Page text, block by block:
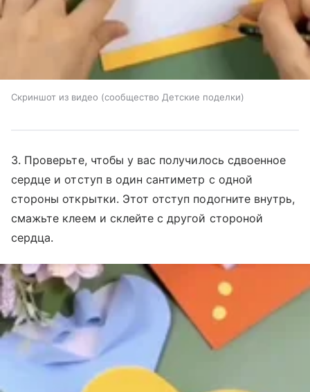
Скриншот из видео (сообщество Детские поделки)
3. Проверьте, чтобы у вас получилось сдвоенное
сердце и отступ в один сантиметр с одной
стороны открытки. Этот отступ подогните внутрь,
смажьте клеем и склейте с другой стороной
сердца.